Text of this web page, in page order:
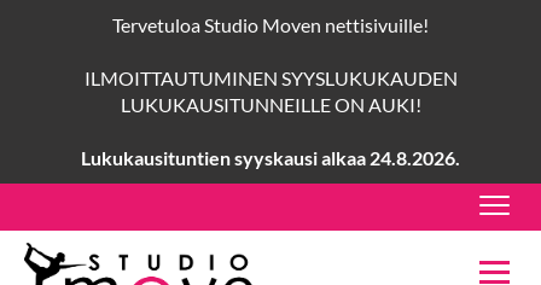
Tervetuloa Studio Moven nettisivuille!
ILMOITTAUTUMINEN SYYSLUKUKAUDEN
LUKUKAUSITUNNEILLE ON AUKI!
Lukukausituntien syyskausi alkaa 24.8.2026.